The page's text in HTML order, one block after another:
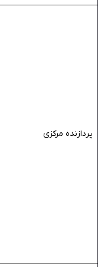
پردازنده مرکزی